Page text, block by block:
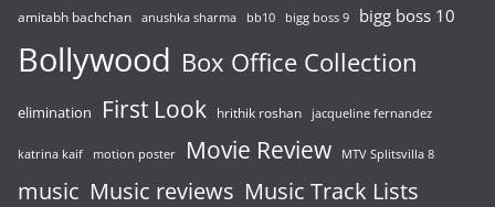
amitabh bachchan anushka sharma bb10 bigg boss 9 bigg boss 10
Bollywood Box Office Collection
elimination First Look hrithik roshan jacqueline fernandez
katrina kaif motion poster Movie Review MTV Splitsvilla 8
music Music reviews Music Track Lists